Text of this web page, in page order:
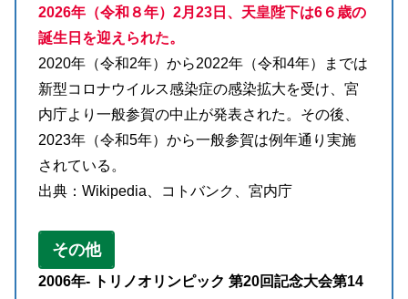
2026年（令和８年）2月23日、天皇陛下は6６歳の
誕生日を迎えられた。
2020年（令和2年）から2022年（令和4年）までは
新型コロナウイルス感染症の感染拡大を受け、宮
内庁より一般参賀の中止が発表された。その後、
2023年（令和5年）から一般参賀は例年通り実施
されている。
出典：Wikipedia、コトバンク、宮内庁
その他
2006年- トリノオリンピック 第20回記念大会第14